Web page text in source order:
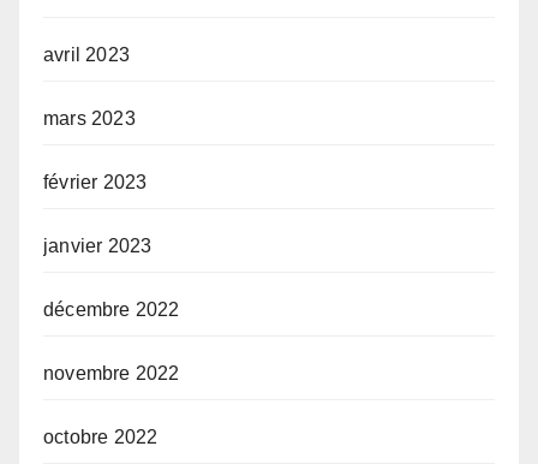
avril 2023
mars 2023
février 2023
janvier 2023
décembre 2022
novembre 2022
octobre 2022